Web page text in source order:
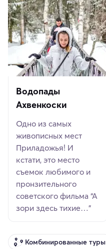
Водопады
Ахвенкоски
Одно из самых
живописных мест
Приладожья! И
кстати, это место
съемок любимого и
пронзительного
советского фильма “А
зори здесь тихие…”
Комбинированные туры